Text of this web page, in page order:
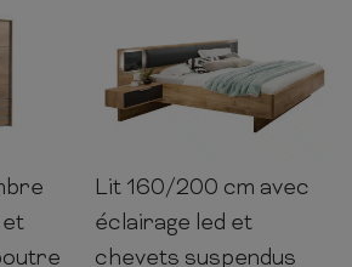
64cm 92cm 269cm 210cm
Lit 160/200 cm avec
éclairage led et
chevets suspendus